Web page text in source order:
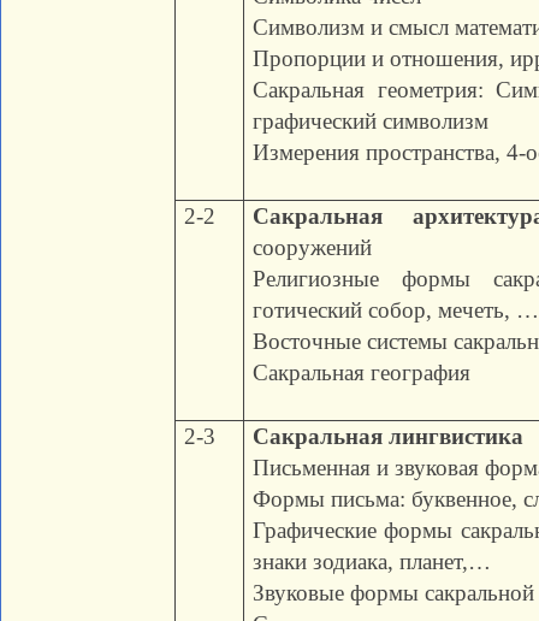
Символизм и смысл
Пропорции и отношения,
Сакральная геометрия:
графический символизм
Измерения пространства, 4-
2-2
Сакральная
сооружений
Религиозные формы
готический собор, мечеть, …
Восточные системы
Сакральная география
2-3
Сакральная лингвистика
Письменная и звуковая
Формы письма: буквенное,
Графические формы
знаки зодиака, планет,…
Звуковые формы